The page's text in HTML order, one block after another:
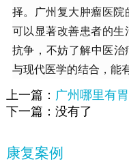
择。广州复大肿瘤医
可以显著改善患者的
抗争，不妨了解中医
与现代医学的结合，能
上一篇： 广州哪里有
下一篇：没有了
康复案例